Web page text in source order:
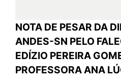
NOTA DE PESAR DA
ANDES-SN PELO
EDÍZIO PEREIRA
PROFESSORA ANA